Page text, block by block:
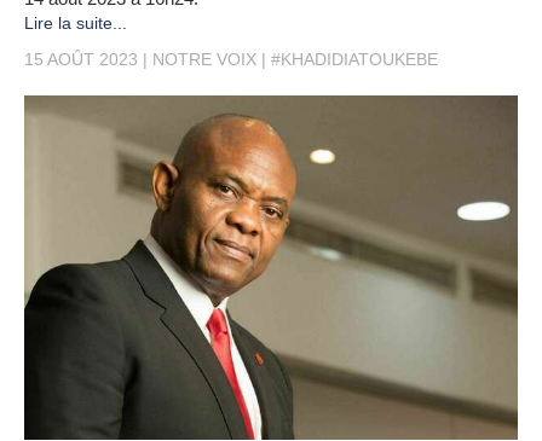
Lire la suite...
15 AOÛT 2023
NOTRE VOIX #KHADIDIATOUKEBE